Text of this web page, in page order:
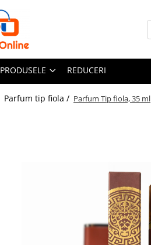
REDUCERI
Parfum tip fiola / Parfum Tip fiola, 35 ml